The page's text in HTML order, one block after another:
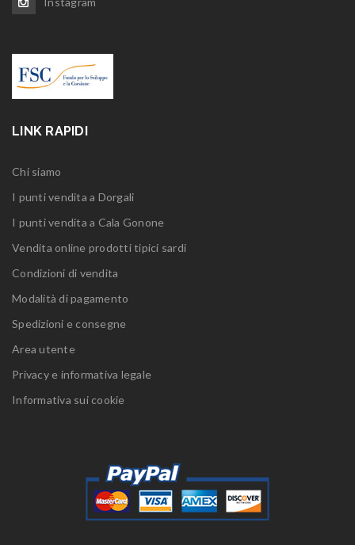
LINK RAPIDI
Chi siamo
I punti vendita a Dorgali
I punti vendita a Cala Gonone
Vendita online prodotti tipici sardi
Condizioni di vendita
Modalità di pagamento
Spedizioni e consegne
Area utente
Privacy e informativa legale
Informativa sui cookie